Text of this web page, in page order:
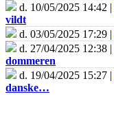
d. 10/05/2025 14:42 |
vildt
d. 03/05/2025 17:29 |
d. 27/04/2025 12:38 |
dommeren
d. 19/04/2025 15:27 |
danske…